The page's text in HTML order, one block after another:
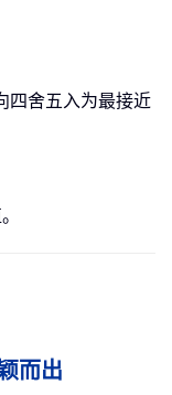
四舍五入为最接近
而出